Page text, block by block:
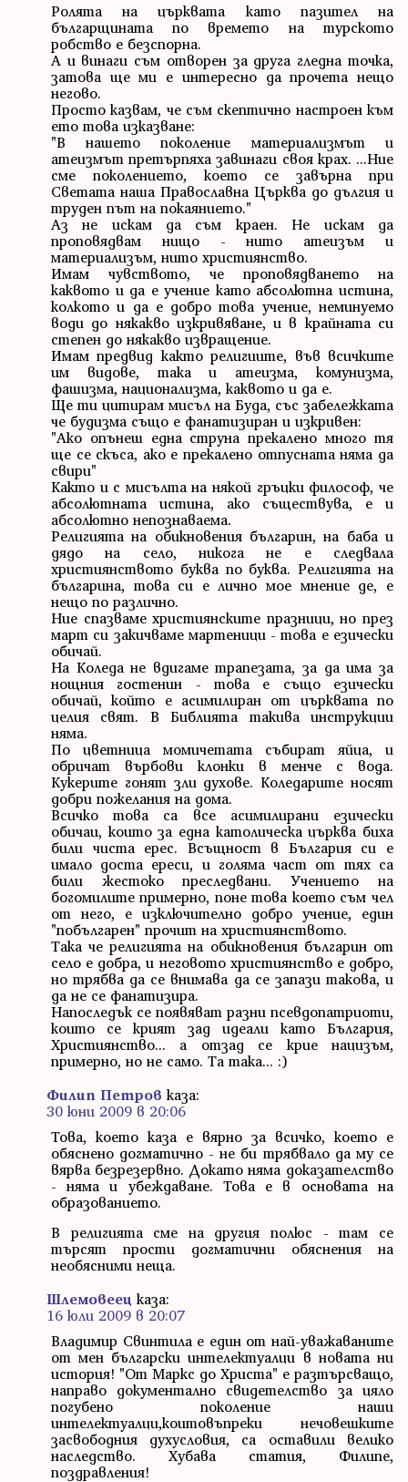
Ролята на църквата като пазител на
българщината по времето на турското
робство е безспорна.
А и винаги съм отворен за друга гледна точка,
затова ще ми е интересно да прочета нещо
негово.
Просто казвам, че съм скептично настроен към
ето това изказване:
"В нашето поколение материализмът и
атеизмът претърпяха завинаги своя крах. ...Ние
сме поколението, което се завърна при
Светата наша Православна Църква до дългия и
труден път на покаянието."
Аз не искам да съм краен. Не искам да
проповядвам нищо - нито атеизъм и
материализъм, нито християнство.
Имам чувството, че проповядването на
каквото и да е учение като абсолютна истина,
колкото и да е добро това учение, неминуемо
води до някакво изкривяване, и в крайната си
степен до някакво извращение.
Имам предвид както религиите, във всичките
им видове, така и атеизма, комунизма,
фашизма, национализма, каквото и да е.
Ще ти цитирам мисъл на Буда, със забележката
че будизма също е фанатизиран и изкривен:
"Ако опънеш една струна прекалено много тя
ще се скъса, ако е прекалено отпусната няма да
свири"
Както и с мисълта на някой гръцки философ, че
абсолютната истина, ако съществува, е и
абсолютно непознаваема.
Религията на обикновения българин, на баба и
дядо на село, никога не е следвала
християнството буква по буква. Религията на
българина, това си е лично мое мнение де, е
нещо по различно.
Ние спазваме християнските празници, но през
март си закичваме мартеници - това е езически
обичай.
На Коледа не вдигаме трапезата, за да има за
нощния гостенин - това е също езически
обичай, който е асимилиран от църквата по
целия свят. В Библията такива инструкции
няма.
По цветница момичетата събират яйца, и
обричат върбови клонки в менче с вода.
Кукерите гонят зли духове. Коледарите носят
добри пожелания на дома.
Всичко това са все асимилирани езически
обичаи, които за една католическа църква биха
били чиста ерес. Всъщност в България си е
имало доста ереси, и голяма част от тях са
били жестоко преследвани. Учението на
богомилите примерно, поне това което съм чел
от него, е изключително добро учение, един
"побългарен" прочит на християнството.
Така че религията на обикновения българин от
село е добра, и неговото християнство е добро,
но трябва да се внимава да се запази такова, и
да не се фанатизира.
Напоследък се появяват разни псевдопатриоти,
които се крият зад идеали като България,
Християнство... а отзад се крие нацизъм,
примерно, но не само. Та така... :)
Филип Петров каза:
30 юни 2009 в 20:06
Това, което каза е вярно за всичко, което е
обяснено догматично - не би трябвало да му се
вярва безрезервно. Докато няма доказателство
- няма и убеждаване. Това е в основата на
образованието.
В религията сме на другия полюс - там се
търсят прости догматични обяснения на
необясними неща.
Шлемовеец каза:
16 юли 2009 в 20:07
Владимир Свинтила е един от най-уважаваните
от мен български интелектуалци в новата ни
история! "От Маркс до Христа" е разтърсващо,
направо документално свидетелство за цяло
погубено поколение наши
интелектуалци,коитовъпреки нечовешките
засвободния духусловия, са оставили велико
наследство. Хубава статия, Филипе,
поздравления!